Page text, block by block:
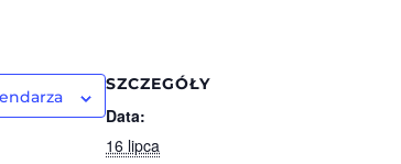
SZCZEGÓŁY
Data:
16 lipca